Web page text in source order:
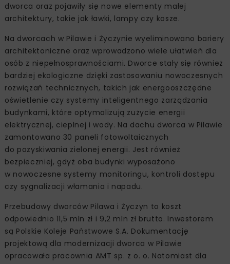
dworca oraz pojawiły się nowe elementy małej
architektury, takie jak ławki, lampy czy kosze.
Na dworcach w Pilawie i Życzynie wyeliminowano bariery
architektoniczne oraz wprowadzono wiele ułatwień dla
osób z niepełnosprawnościami. Dworce stały się również
bardziej ekologiczne dzięki zastosowaniu nowoczesnych
rozwiązań technicznych, takich jak energooszczędne
oświetlenie czy systemy inteligentnego zarządzania
budynkami, które optymalizują zużycie energii
elektrycznej, cieplnej i wody. Na dachu dworca w Pilawie
zamontowano 30 paneli fotowoltaicznych
do pozyskiwania zielonej energii. Jest również
bezpieczniej, gdyż oba budynki wyposażono
w nowoczesne systemy monitoringu, kontroli dostępu
czy sygnalizacji włamania i napadu.
Przebudowy dworców Pilawa i Życzyn to koszt
odpowiednio 11,5 mln zł i 9,2 mln zł brutto. Inwestorem
są Polskie Koleje Państwowe S.A. Dokumentację
projektową dla modernizacji dworca w Pilawie
opracowała pracownia AMT sp. z o. o. Natomiast dla